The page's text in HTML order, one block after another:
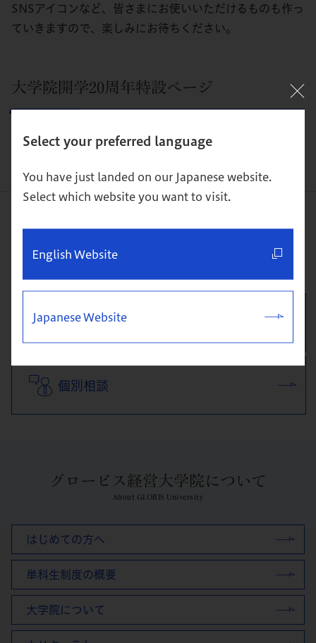
Select your preferred language
You have just landed on our Japanese website.
Select which website you want to visit.
English Website
Japanese Website
SNSアイコンなど、皆さまにお使いいただけるものも作っ
ていきますので、楽しみにお待ちください。
大学院開学20周年特設ページ
https://mba.globis.ac.jp/20th-anniversary/
体験クラス&説明会
資料請求
個別相談
グロービス経営大学院について
About GLOBIS University
はじめての方へ
単科生制度の概要
大学院について